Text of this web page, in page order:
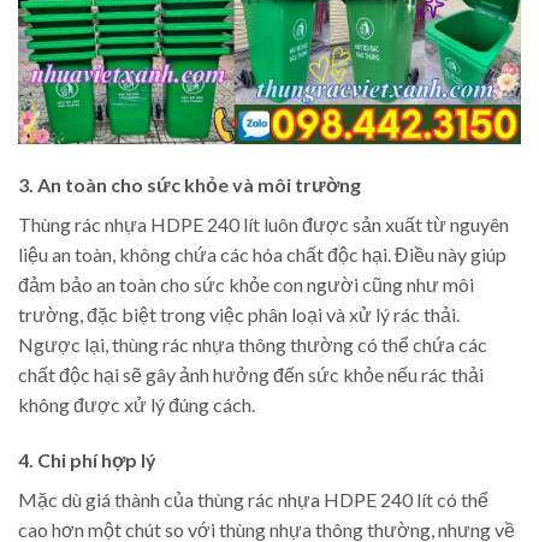
3. An toàn cho sức khỏe và môi trường
Thùng rác nhựa HDPE 240 lít luôn được sản xuất từ nguyên
liệu an toàn, không chứa các hóa chất độc hại. Điều này giúp
đảm bảo an toàn cho sức khỏe con người cũng như môi
trường, đặc biệt trong việc phân loại và xử lý rác thải.
Ngược lại, thùng rác nhựa thông thường có thể chứa các
chất độc hại sẽ gây ảnh hưởng đến sức khỏe nếu rác thải
không được xử lý đúng cách.
4. Chi phí hợp lý
Mặc dù giá thành của thùng rác nhựa HDPE 240 lít có thể
cao hơn một chút so với thùng nhựa thông thường, nhưng về